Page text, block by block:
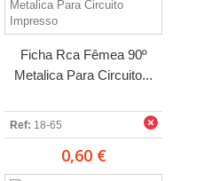
Ficha Rca Fêmea 90º
Metalica Para Circuito...
Ref: 18-65
0,60 €